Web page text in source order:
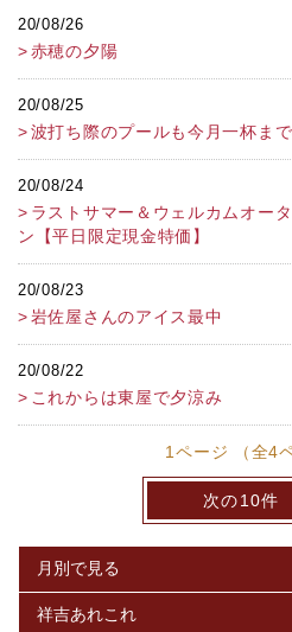
20/08/26
赤穂の夕陽
20/08/25
波打ち際のプールも今月一杯ま
20/08/24
ラストサマー＆ウェルカムオー
ン【平日限定現金特価】
20/08/23
岩佐屋さんのアイス最中
20/08/22
これからは東屋で夕涼み
1ページ （全4
次の10件